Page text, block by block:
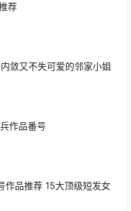
荐
敛又不失可爱的邻家小姐
作品番号
作品推荐 15大顶级短发女